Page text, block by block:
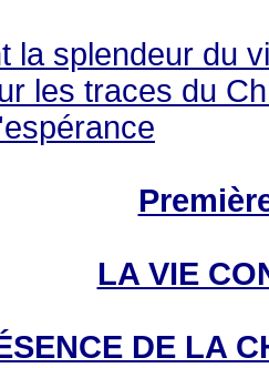
la splendeur du
les traces du
LA VIE
DE LA